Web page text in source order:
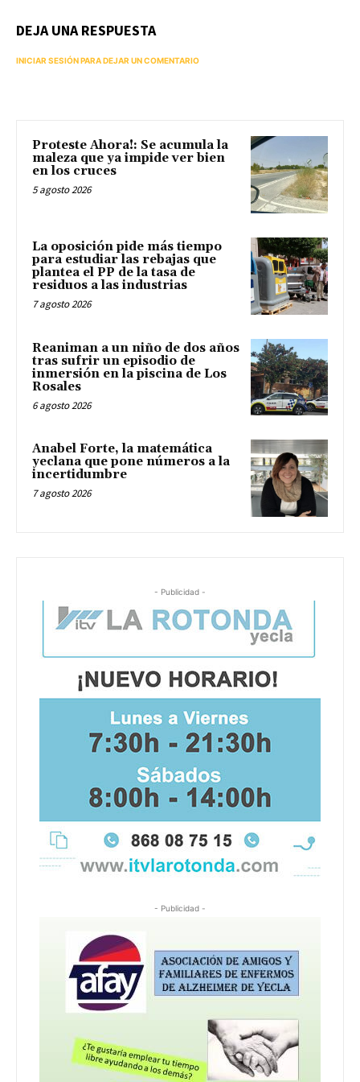
DEJA UNA RESPUESTA
INICIAR SESIÓN PARA DEJAR UN COMENTARIO
Proteste Ahora!: Se acumula la
maleza que ya impide ver bien
en los cruces
5 agosto 2026
La oposición pide más tiempo
para estudiar las rebajas que
plantea el PP de la tasa de
residuos a las industrias
7 agosto 2026
Reaniman a un niño de dos años
tras sufrir un episodio de
inmersión en la piscina de Los
Rosales
6 agosto 2026
Anabel Forte, la matemática
yeclana que pone números a la
incertidumbre
7 agosto 2026
- Publicidad -
- Publicidad -